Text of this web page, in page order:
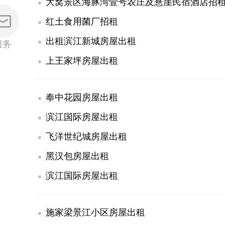
务
大窝景区海豚湾壹号农庄及悬崖民宿酒店招
红土食用菌厂招租
出租滨江新城房屋出租
上王家坪房屋出租
奉中花园房屋出租
滨江国际房屋出租
飞洋世纪城房屋出租
黑汉包房屋出租
滨江国际房屋出租
施家梁景江小区房屋出租